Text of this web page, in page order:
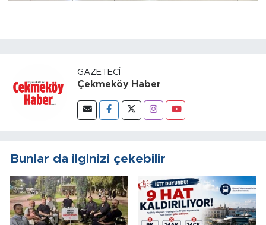
GAZETECI
Çekmeköy Haber
Bunlar da ilginizi çekebilir